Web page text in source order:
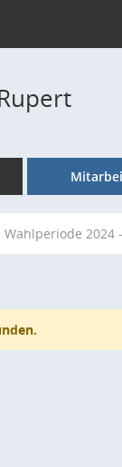
Wahlperiode 2024